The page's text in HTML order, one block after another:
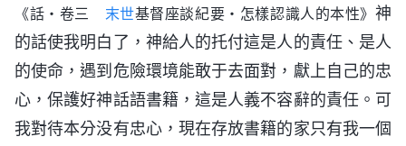
《話・卷三 末世基督座談紀要・怎樣認識人的本性》神
的話使我明白了，神給人的托付這是人的責任、是人
的使命，遇到危險環境能敢于去面對，獻上自己的忠
心，保護好神話語書籍，這是人義不容辭的責任。可
我對待本分没有忠心，現在存放書籍的家只有我一個